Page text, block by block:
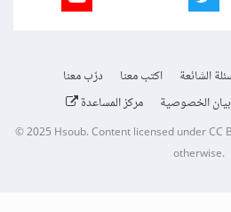
الشائعة اكتب معنا
درّب معنا
بيان الخصوصية مركز المساعدة
© 2025Hsoub.Content licensed underCC
otherwise.